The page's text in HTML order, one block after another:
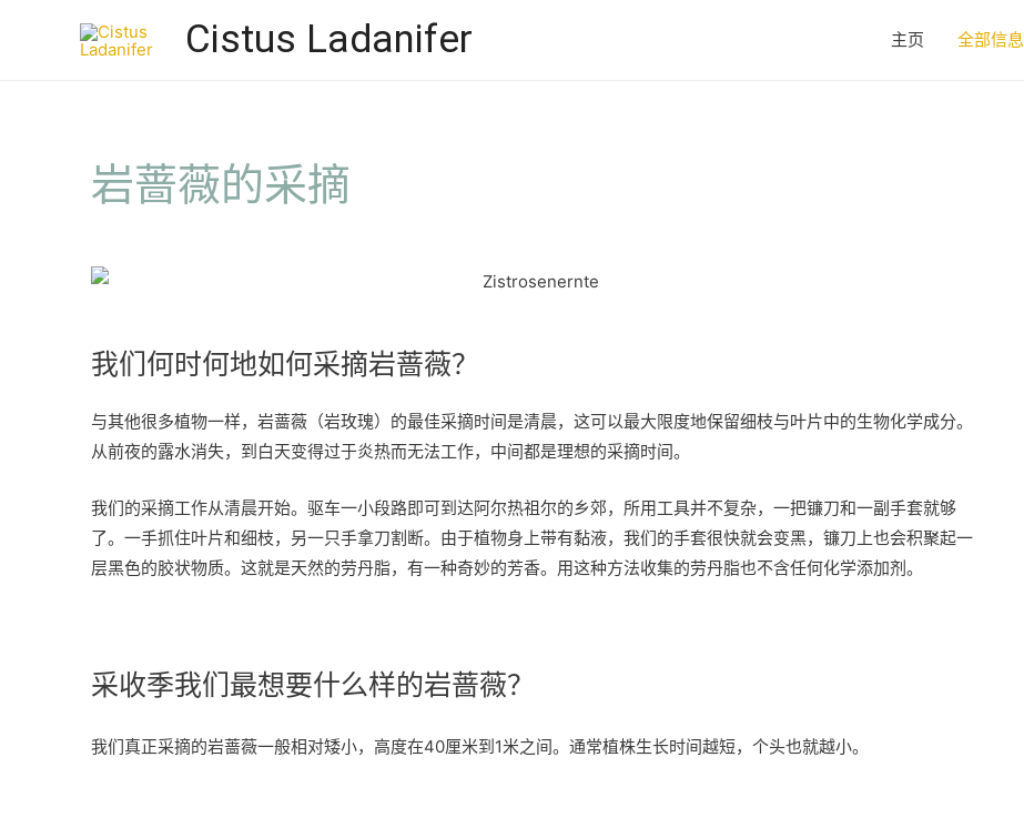
Cistus Ladanifer 主页 全部信息
岩蔷薇的采摘
我们何时何地如何采摘岩蔷薇？
与其他很多植物一样，岩蔷薇（岩玫瑰）的最佳采摘时间是清晨，这可以最大限度地保留细枝与叶片中的生物化学成分。
从前夜的露水消失，到白天变得过于炎热而无法工作，中间都是理想的采摘时间。
我们的采摘工作从清晨开始。驱车一小段路即可到达阿尔热祖尔的乡郊，所用工具并不复杂，一把镰刀和一副手套就够
了。一手抓住叶片和细枝，另一只手拿刀割断。由于植物身上带有黏液，我们的手套很快就会变黑，镰刀上也会积聚起一
层黑色的胶状物质。这就是天然的劳丹脂，有一种奇妙的芳香。用这种方法收集的劳丹脂也不含任何化学添加剂。
采收季我们最想要什么样的岩蔷薇？
我们真正采摘的岩蔷薇一般相对矮小，高度在40厘米到1米之间。通常植株生长时间越短，个头也就越小。